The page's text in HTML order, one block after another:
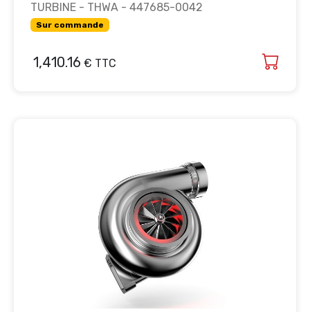
TURBINE - THWA - 447685-0042
Sur commande
1,410.16 € TTC